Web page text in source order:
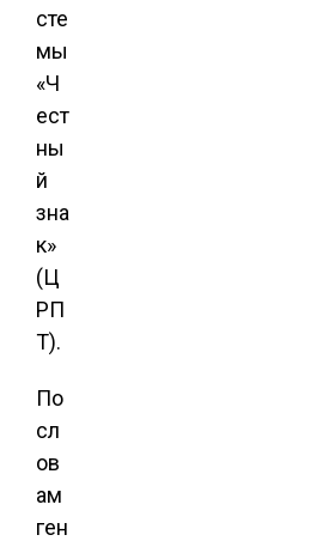
сте
мы
«Ч
ест
ны
й
зна
к»
(Ц
РП
Т).
По
сл
ов
ам
ген